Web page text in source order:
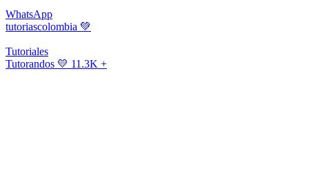
WhatsApp
tutoriascolombia 💚
Tutoriales
Tutorandos 💛 11.3K +